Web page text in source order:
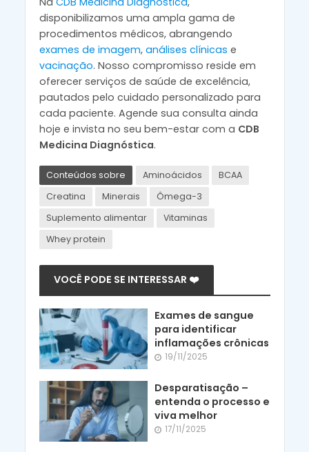
disponibilizamos uma ampla gama de
procedimentos médicos, abrangendo
exames de imagem, análises clínicas e
vacinação. Nosso compromisso reside em
oferecer serviços de saúde de excelência,
pautados pelo cuidado personalizado para
cada paciente. Agende sua consulta ainda
hoje e invista no seu bem-estar com a CDB
Medicina Diagnóstica.
Conteúdos sobre Aminoácidos
BCAA
Creatina
Minerais
Ômega-3
Suplemento alimentar
Vitaminas
Whey protein
VOCÊ PODE SE INTERESSAR ❤️
Exames de sangue
para identificar
inflamações crônicas
19/11/2025
Desparatisação –
entenda o processo e
viva melhor
17/11/2025